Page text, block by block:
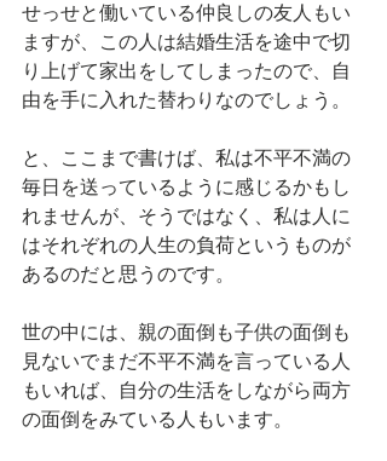
せっせと働いている仲良しの友人もい
ますが、この人は結婚生活を途中で切
り上げて家出をしてしまったので、自
由を手に入れた替わりなのでしょう。
と、ここまで書けば、私は不平不満の
毎日を送っているように感じるかもし
れませんが、そうではなく、私は人に
はそれぞれの人生の負荷というものが
あるのだと思うのです。
世の中には、親の面倒も子供の面倒も
見ないでまだ不平不満を言っている人
もいれば、自分の生活をしながら両方
の面倒をみている人もいます。